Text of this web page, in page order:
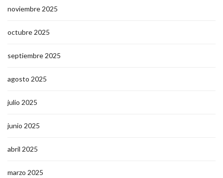
noviembre 2025
octubre 2025
septiembre 2025
agosto 2025
julio 2025
junio 2025
abril 2025
marzo 2025